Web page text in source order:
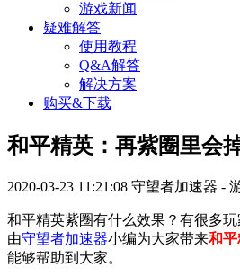
游戏新闻
疑难解答
使用教程
Q&A解答
解决方案
购买&下载
和平精英：再紫圈里会
2020-03-23 11:21:08 守望者加速器 -
和平精英紫圈有什么效果？有很多
由守望者加速器小编为大家带来和
能够帮助到大家。